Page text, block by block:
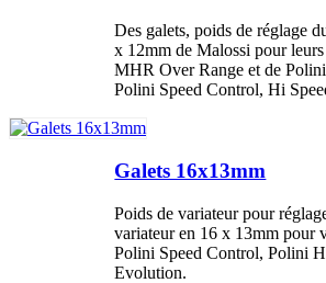
Des galets, poids de réglage
x 12mm de Malossi pour
MHR Over Range et de
Polini Speed Control, Hi
Galets 16x13mm
Poids de variateur pour
variateur en 16 x 13mm pour
Polini Speed Control, Polini
Evolution.